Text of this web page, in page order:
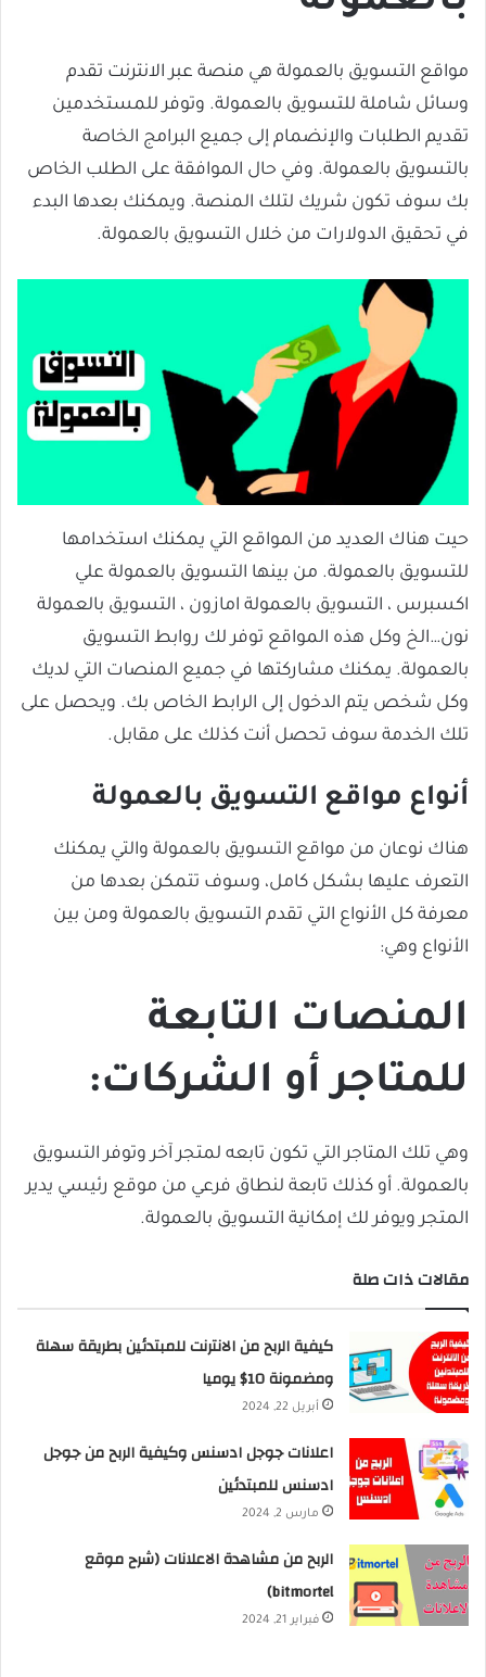
مواقع التسويق بالعمولة هي منصة عبر الانترنت تقدم
وسائل شاملة للتسويق بالعمولة. وتوفر للمستخدمين
تقديم الطلبات والإنضمام إلى جميع البرامج الخاصة
بالتسويق بالعمولة. وفي حال الموافقة على الطلب الخاص
بك سوف تكون شريك لتلك المنصة. ويمكنك بعدها البدء
في تحقيق الدولارات من خلال التسويق بالعمولة.
حيت هناك العديد من المواقع التي يمكنك استخدامها
للتسويق بالعمولة. من بينها التسويق بالعمولة علي
اكسبرس ، التسويق بالعمولة امازون ، التسويق بالعمولة
نون…الخ وكل هذه المواقع توفر لك روابط التسويق
بالعمولة. يمكنك مشاركتها في جميع المنصات التي لديك
وكل شخص يتم الدخول إلى الرابط الخاص بك. ويحصل على
تلك الخدمة سوف تحصل أنت كذلك على مقابل.
أنواع مواقع التسويق بالعمولة
هناك نوعان من مواقع التسويق بالعمولة والتي يمكنك
التعرف عليها بشكل كامل، وسوف تتمكن بعدها من
معرفة كل الأنواع التي تقدم التسويق بالعمولة ومن بين
الأنواع وهي:
المنصات التابعة
للمتاجر أو الشركات:
وهي تلك المتاجر التي تكون تابعه لمتجر آخر وتوفر التسويق
بالعمولة. أو كذلك تابعة لنطاق فرعي من موقع رئيسي يدير
المتجر ويوفر لك إمكانية التسويق بالعمولة.
مقالات ذات صلة
كيفية الربح من الانترنت للمبتدئين بطريقة سهلة
ومضمونة 10$ يوميا
أبريل 22, 2024
اعلانات جوجل ادسنس وكيفية الربح من جوجل
ادسنس للمبتدئين
مارس 2, 2024
الربح من مشاهدة الاعلانات (شرح موقع
bitmortel)
فبراير 21, 2024